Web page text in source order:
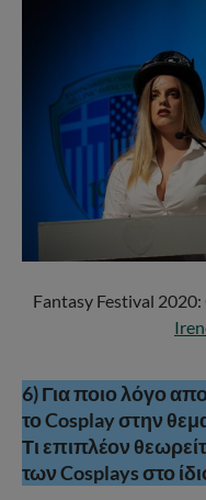
Fantasy Festival
6) Για ποιο λόγο
το Cosplay στην
Τι επιπλέον
των Cosplays στο